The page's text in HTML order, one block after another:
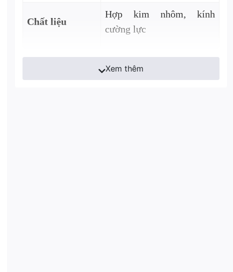
Chất liệu
Hợp kim nhôm, kính
cường lực
Xem thêm